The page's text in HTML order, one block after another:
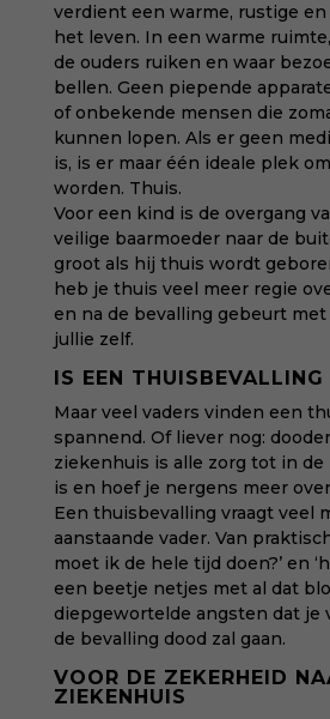
verdient een warme, rustige en
het leven. In een warme
de ouders ruiken en waar
bellen. Geen piepende
of onbekende mensen die
kunnen lopen. Als er geen
is, is er maar één ideale plek
worden. Thuis.
Voor een kind is de overgang
veilige baarmoeder naar de
groot als hij thuis wordt
heb je thuis veel meer regie
en na de bevalling gebeurt
jullie zelf.
IS EEN
Maar veel vaders vinden een
spannend. Of liever nog:
ziekenhuis is alle zorg tot in
is en hoef je nergens meer
Een thuisbevalling vraagt veel
aanstaande vader. Van
moet ik de hele tijd doen?’ en
een beetje netjes met al dat
diepgewortelde angsten dat je
de bevalling dood zal gaan.
VOOR DE ZEKERHEID
ZIEKENHUIS